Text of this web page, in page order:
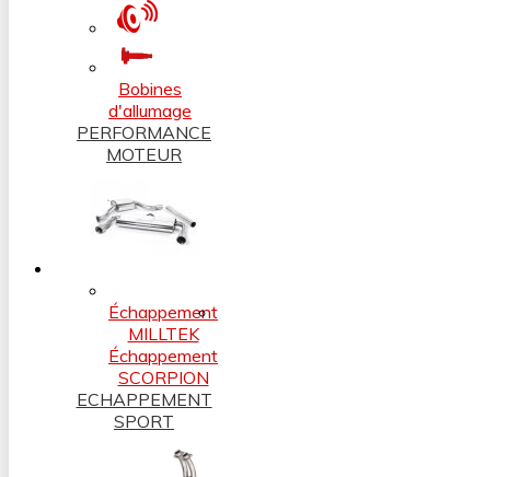
Bobines
d'allumage
PERFORMANCE
MOTEUR
Échappement
MILLTEK
Échappement
SCORPION
ECHAPPEMENT
SPORT